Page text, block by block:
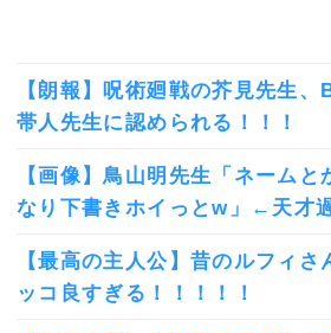
【朗報】呪術廻戦の芥見先生
帯人先生に認められる！！！
【画像】鳥山明先生「ネームと
なり下書きホイっとw」←天才
【最高の主人公】昔のルフィさ
ッコ良すぎる！！！！！